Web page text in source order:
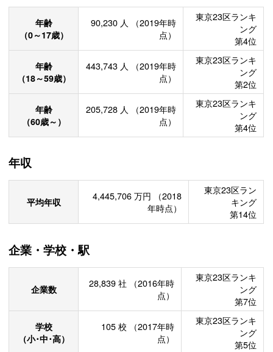
年齢
（0～17歳）
90,230 人
（2019年時
点）
東京23区ランキ
ング
第4位
年齢
（18～59歳）
443,743 人
（2019年時
点）
東京23区ランキ
ング
第2位
年齢
（60歳～）
205,728 人
（2019年時
点）
東京23区ランキ
ング
第4位
年収
平均年収 4,445,706 万円
（2018
年時点）
東京23区ラン
キング
第14位
企業・学校・駅
企業数 28,839 社
（2016年時
点）
東京23区ランキ
ング
第7位
学校
（小･中･高）
105 校
（2017年時
点）
東京23区ランキ
ング
第5位